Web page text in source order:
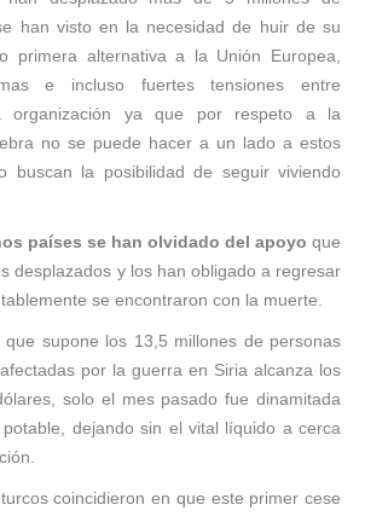
han visto en la necesidad de huir de su
primera alternativa a la Unión Europea,
e incluso fuertes tensiones entre
organización ya que por respeto a la
no se puede hacer a un lado a estos
buscan la posibilidad de seguir viviendo
países se han olvidado del apoyo que
desplazados y los han obligado a regresar
se encontraron con la muerte.
que supone los 13,5 millones de personas
por la guerra en Siria alcanza los
solo el mes pasado fue dinamitada
dejando sin el vital líquido a cerca
coincidieron en que este primer cese